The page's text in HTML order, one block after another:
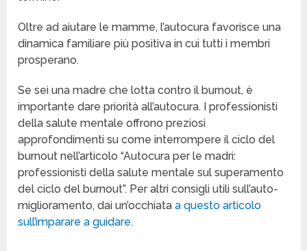
Oltre ad aiutare le mamme, l’autocura favorisce una
dinamica familiare più positiva in cui tutti i membri
prosperano.
Se sei una madre che lotta contro il burnout, è
importante dare priorità all’autocura. I professionisti
della salute mentale offrono preziosi
approfondimenti su come interrompere il ciclo del
burnout nell’articolo “Autocura per le madri:
professionisti della salute mentale sul superamento
del ciclo del burnout”. Per altri consigli utili sull’auto-
miglioramento, dai un’occhiataa questo articolo
sull’imparare a guidare.